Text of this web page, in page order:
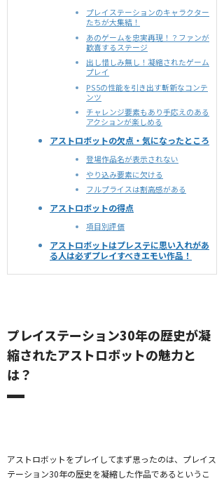
プレイステーションのキャラクター
たちが大集結！
あのゲームを忠実再現！？ファンが
歓喜するステージ
出し惜しみ無し！凝縮されたゲーム
プレイ
PS5の性能を引き出す斬新なコンテ
ンツ
チャレンジ要素もあり手応えのある
アクションが楽しめる
アストロボットの欠点・気になったところ
登場作品名が表示されない
やり込み要素に欠ける
フルプライスは割高感がある
アストロボットの得点
項目別評価
アストロボットはプレステに思い入れがあ
る人は必ずプレイすべきエモい作品！
プレイステーション30年の歴史が凝
縮されたアストロボットの魅力と
は？
アストロボットをプレイしてまず思ったのは、プレイス
テーション30年の歴史を凝縮した作品であるというこ